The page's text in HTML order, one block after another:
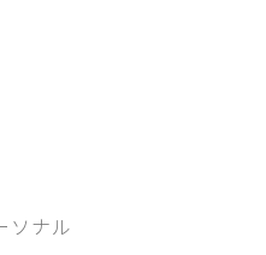
ソナル